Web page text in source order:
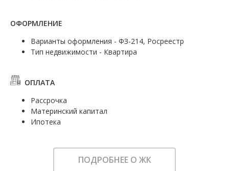
ОФОРМЛЕНИЕ
Варианты оформления - ФЗ-214, Росреестр
Тип недвижимости - Квартира
ОПЛАТА
Рассрочка
Материнский капитал
Ипотека
ПОДРОБНЕЕ О ЖК